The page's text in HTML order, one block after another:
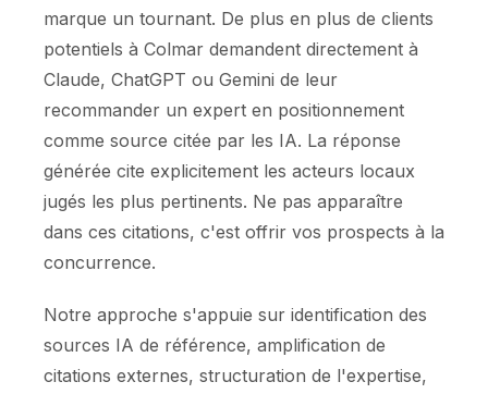
marque un tournant. De plus en plus de clients
potentiels à Colmar demandent directement à
Claude, ChatGPT ou Gemini de leur
recommander un expert en positionnement
comme source citée par les IA. La réponse
générée cite explicitement les acteurs locaux
jugés les plus pertinents. Ne pas apparaître
dans ces citations, c'est offrir vos prospects à la
concurrence.
Notre approche s'appuie sur identification des
sources IA de référence, amplification de
citations externes, structuration de l'expertise,